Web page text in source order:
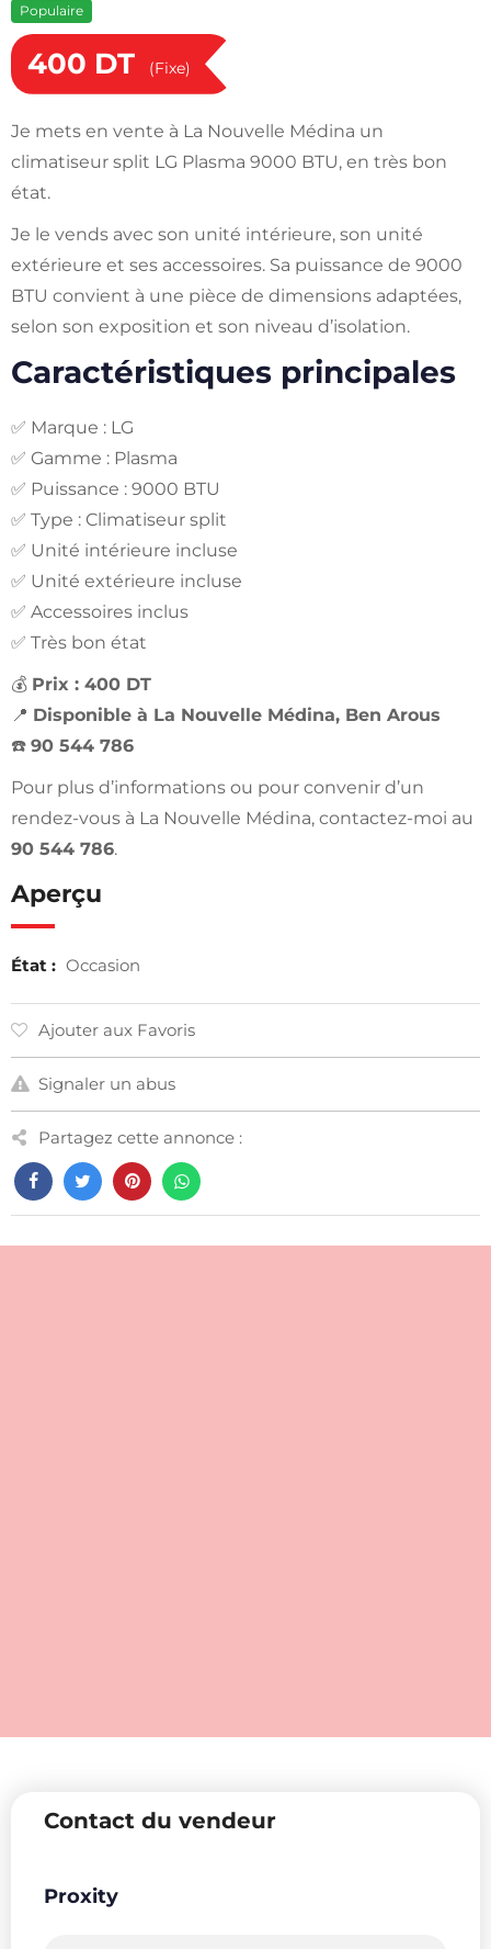
Populaire
400 DT (Fixe)
Je mets en vente à La Nouvelle Médina un
climatiseur split LG Plasma 9000 BTU, en très bon
état.
Je le vends avec son unité intérieure, son unité
extérieure et ses accessoires. Sa puissance de 9000
BTU convient à une pièce de dimensions adaptées,
selon son exposition et son niveau d’isolation.
Caractéristiques principales
✅ Marque : LG
✅ Gamme : Plasma
✅ Puissance : 9000 BTU
✅ Type : Climatiseur split
✅ Unité intérieure incluse
✅ Unité extérieure incluse
✅ Accessoires inclus
✅ Très bon état
💰 Prix : 400 DT
📍 Disponible à La Nouvelle Médina, Ben Arous
☎️ 90 544 786
Pour plus d’informations ou pour convenir d’un
rendez-vous à La Nouvelle Médina, contactez-moi au
90 544 786.
Aperçu
État : Occasion
Ajouter aux Favoris
Signaler un abus
Partagez cette annonce :
Contact du vendeur
Proxity